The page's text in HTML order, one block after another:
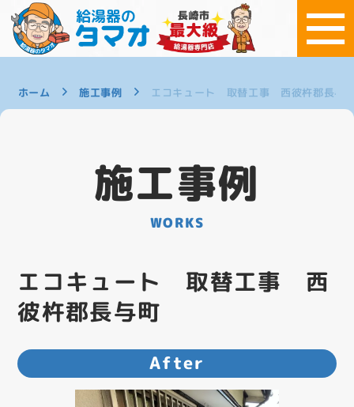
ホーム 施工事例 エコキュート 取替工事 西彼杵郡長与
施工事例
WORKS
エコキュート 取替工事 西
彼杵郡長与町
After